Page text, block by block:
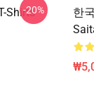
Shirts-20%
한